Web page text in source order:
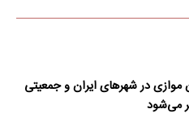
موازی در شهرهای ایران و جمعیتی
می‌شود